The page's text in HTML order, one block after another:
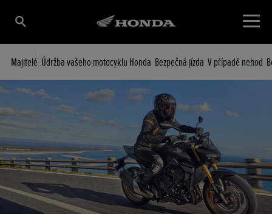
Majitelé Údržba vašeho motocyklu Honda Bezpečná jízda V případě nehod